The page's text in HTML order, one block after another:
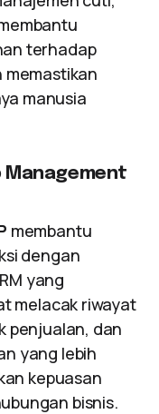
terhadap
manusia
Management
membantu
dengan
yang
melacak riwayat
penjualan, dan
yang lebih
kepuasan
bisnis.